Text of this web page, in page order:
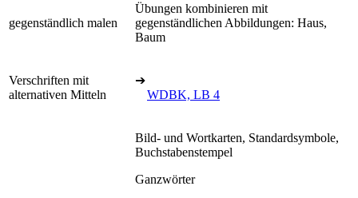
gegenständlich malen
Übungen kombinieren mit
gegenständlichen Abbildungen: Haus,
Baum
Verschriften mit
alternativen Mitteln
➔
WDBK, LB 4
Bild- und Wortkarten, Standardsymbole,
Buchstabenstempel
Ganzwörter